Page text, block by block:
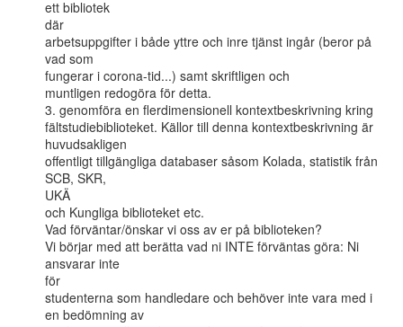
ett bibliotek
där
arbetsuppgifter i både yttre och inre tjänst ingår (beror på
vad som
fungerar i corona-tid...) samt skriftligen och
muntligen redogöra för detta.
3. genomföra en flerdimensionell kontextbeskrivning kring
fältstudiebiblioteket. Källor till denna kontextbeskrivning är
huvudsakligen
offentligt tillgängliga databaser såsom Kolada, statistik från
SCB, SKR,
UKÄ
och Kungliga biblioteket etc.
Vad förväntar/önskar vi oss av er på biblioteken?
Vi börjar med att berätta vad ni INTE förväntas göra: Ni
ansvarar inte
för
studenterna som handledare och behöver inte vara med i
en bedömning av